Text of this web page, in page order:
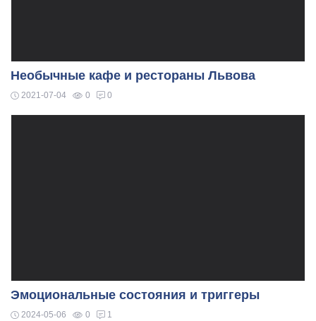
Необычные кафе и рестораны Львова
2021-07-04 0 0
Эмоциональные состояния и триггеры
2024-05-06 0 1